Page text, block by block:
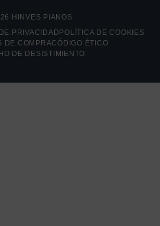
HINVES PIANOS
PRIVACIDAD POLÍTICA DE COOKIES
DE COMPRACÓDIGO ÉTICO
DE DESISTIMIENTO